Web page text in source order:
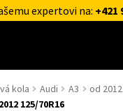
expertovi na: +421
kola Audi A3 od
125/70R16